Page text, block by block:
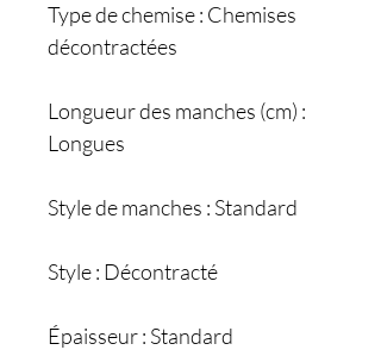
Type de chemise : Chemises
décontractées
Longueur des manches (cm) :
Longues
Style de manches : Standard
Style : Décontracté
Épaisseur : Standard